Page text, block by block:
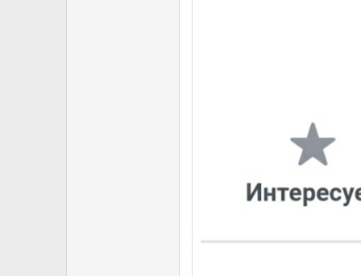
Коло являє собою відрізок
невеликою втратою часу для
Мапа кола крос-кантрi: (буде
Посилання на трек: (буде
1) КРОС-КАНТРI, КРОС-КАНТРI +
150грн при оплаті у день